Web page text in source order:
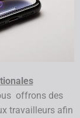
offrons des
travailleurs afin